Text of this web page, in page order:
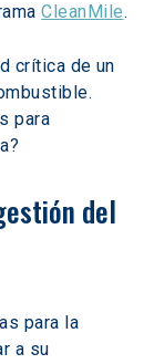
CleanMile.
crítica de un
para
del
para la
a su